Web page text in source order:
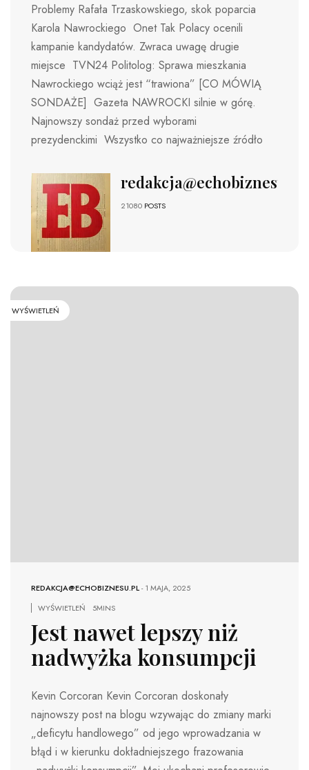
Problemy Rafała Trzaskowskiego, skok poparcia
Karola Nawrockiego Onet Tak Polacy ocenili
kampanie kandydatów. Zwraca uwagę drugie
miejsce TVN24 Politolog: Sprawa mieszkania
Nawrockiego wciąż jest “trawiona” [CO MÓWIĄ
SONDAŻE] Gazeta NAWROCKI silnie w górę.
Najnowszy sondaż przed wyborami
prezydenckimi Wszystko co najważniejsze źródło
redakcja@echobiznesu.pl
21080 POSTS
WYŚWIETLEŃ
REDAKCJA@ECHOBIZNESU.PL-1 MAJA, 2025
WYŚWIETLEŃ
5MINS
Jest nawet lepszy niż
nadwyżka konsumpcji
Kevin Corcoran Kevin Corcoran doskonały
najnowszy post na blogu wzywając do zmiany marki
„deficytu handlowego” od jego wprowadzania w
błąd i w kierunku dokładniejszego frazowania